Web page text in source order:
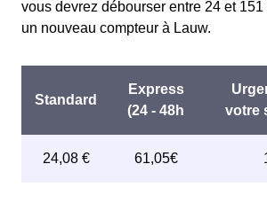
vous devrez débourser entre 24 et
un nouveau compteur à Lauw.